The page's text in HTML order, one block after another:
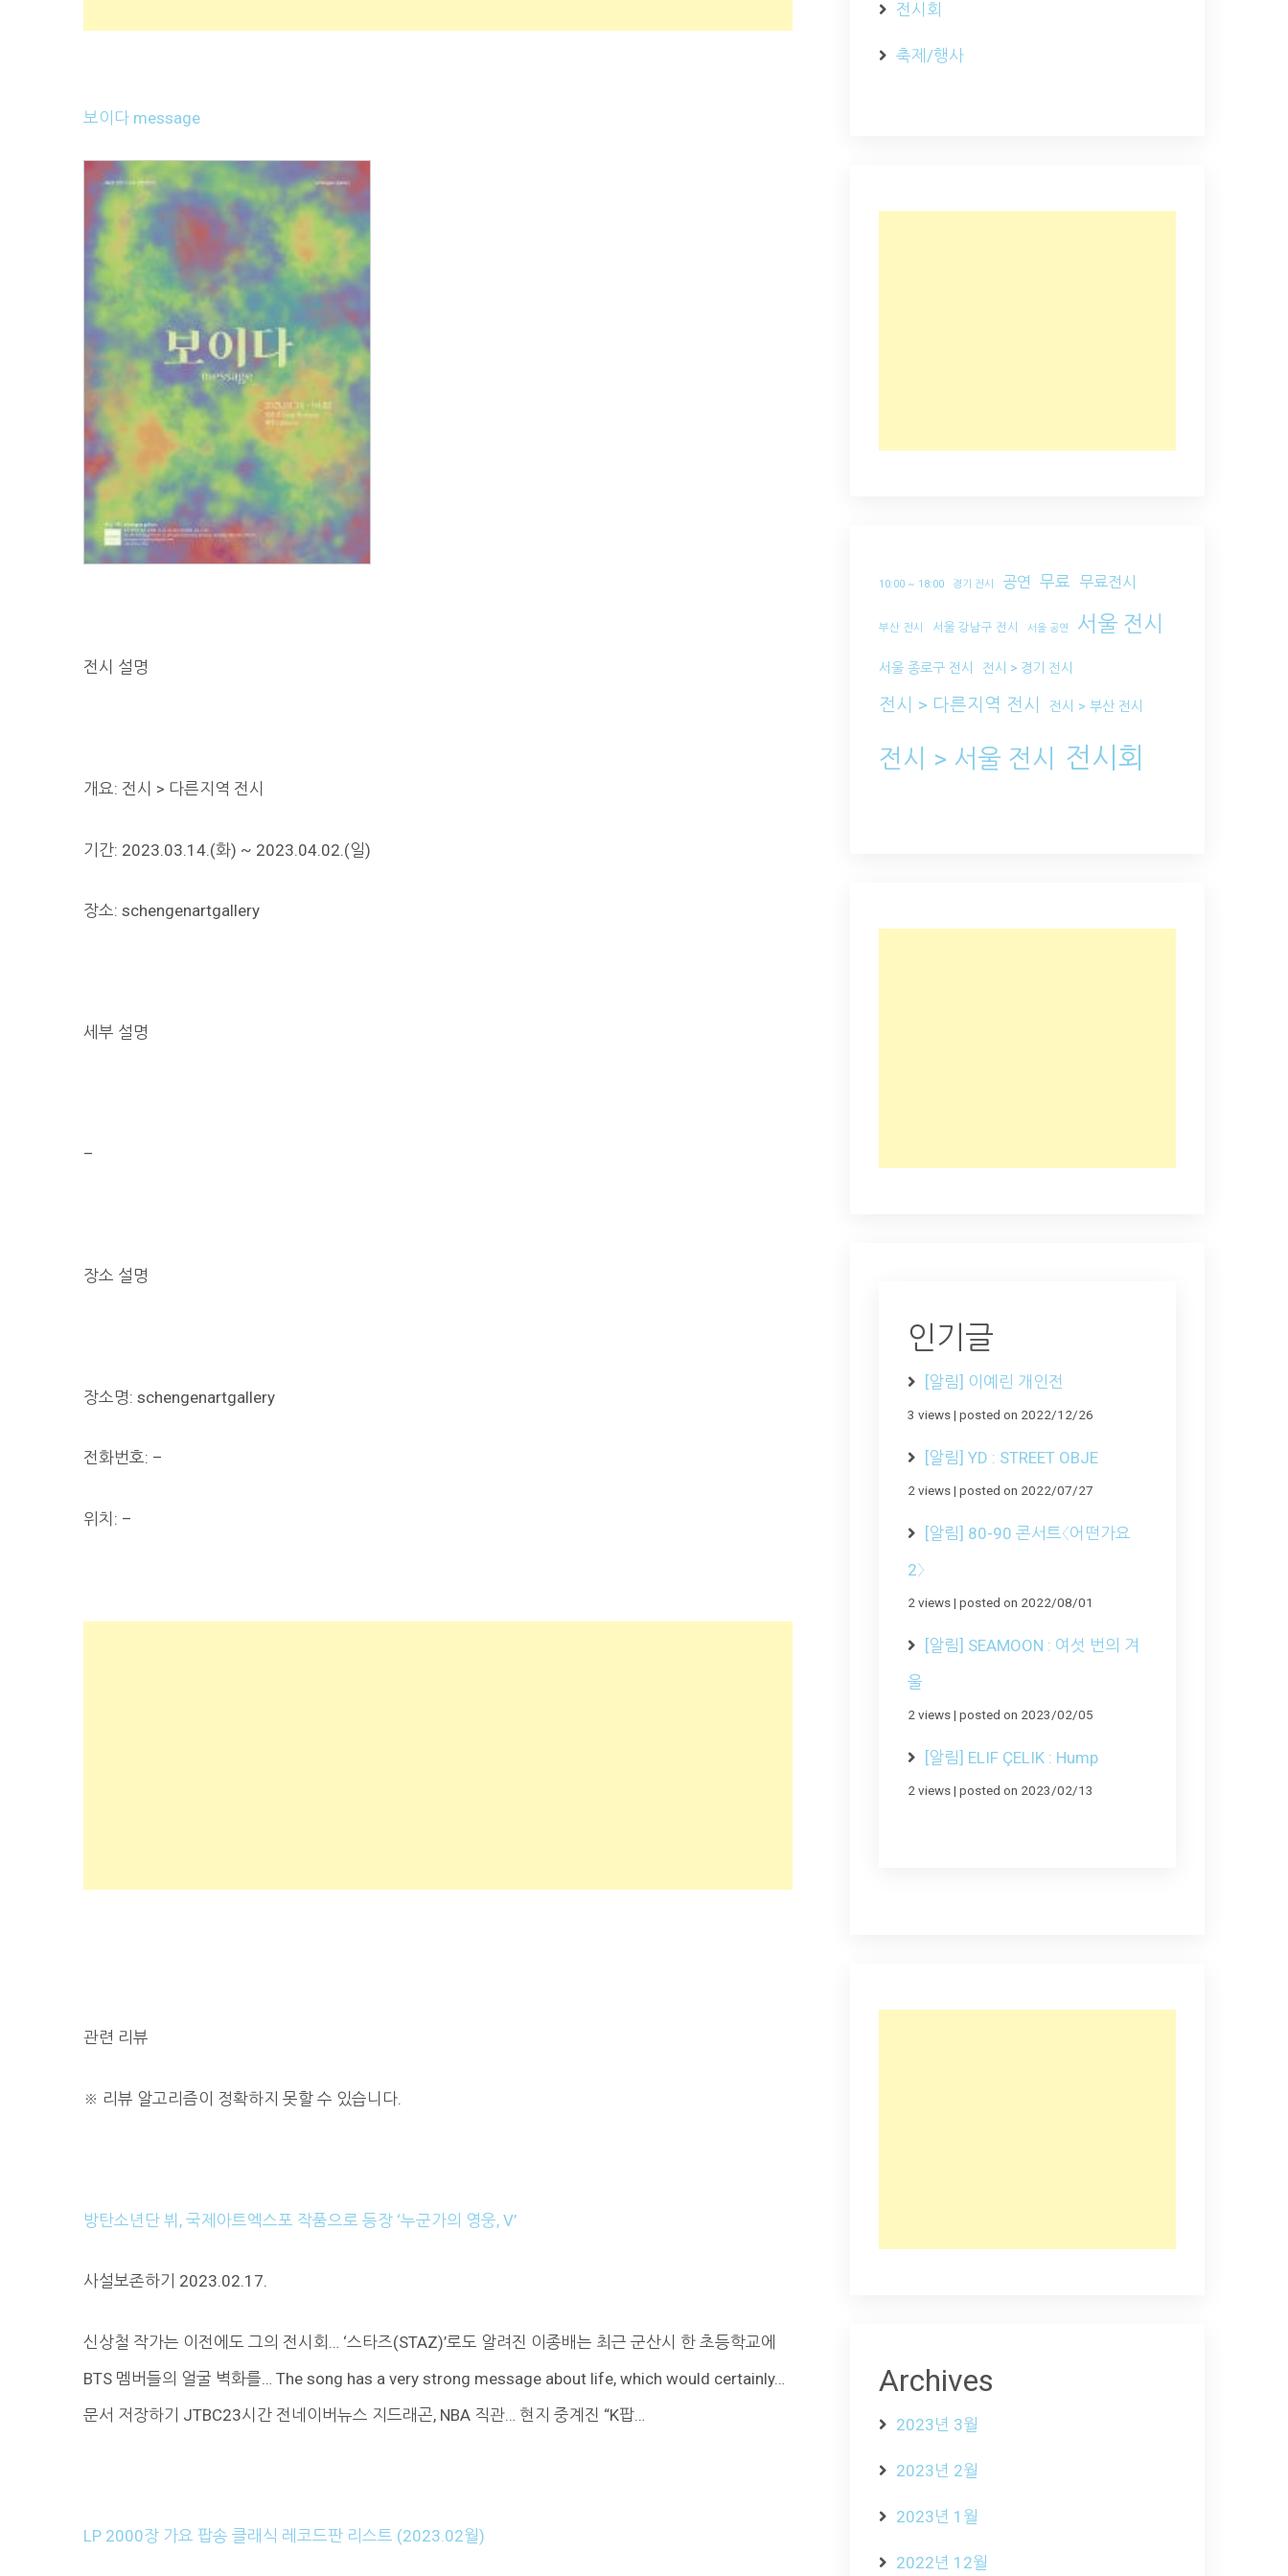
보이다 message
전시 설명
개요: 전시 > 다른지역 전시
기간: 2023.03.14.(화) ~ 2023.04.02.(일)
장소: schengenartgallery
세부 설명
–
장소 설명
장소명: schengenartgallery
전화번호: –
위치: –
관련 리뷰
※ 리뷰 알고리즘이 정확하지 못할 수 있습니다.
방탄소년단 뷔, 국제아트엑스포 작품으로 등장 ‘누군가의 영웅, V’
사설보존하기 2023.02.17.
신상철 작가는 이전에도 그의 전시회… ‘스타즈(STAZ)’로도 알려진 이종배는 최근 군산시 한 초등학교에
BTS 멤버들의 얼굴 벽화를… The song has a very strong message about life, which would certainly…
문서 저장하기 JTBC23시간 전네이버뉴스 지드래곤, NBA 직관… 현지 중계진 “K팝…
LP 2000장 가요 팝송 클래식 레코드판 리스트 (2023.02월)
전시회
축제/행사
10:00 ~ 18:00 경기 전시 공연 무료 무료전시
부산 전시 서울 강남구 전시 서울 공연 서울 전시
서울 종로구 전시 전시 > 경기 전시
전시 > 다른지역 전시 전시 > 부산 전시
전시 > 서울 전시 전시회
인기글
[알림] 이예린 개인전
3 views| posted on 2022/12/26
[알림] YD : STREET OBJE
2 views| posted on 2022/07/27
[알림] 80-90 콘서트〈어떤가요
2〉
2 views| posted on 2022/08/01
[알림] SEAMOON : 여섯 번의 겨
울
2 views| posted on 2023/02/05
[알림] ELIF ÇELIK : Hump
2 views| posted on 2023/02/13
Archives
2023년 3월
2023년 2월
2023년 1월
2022년 12월